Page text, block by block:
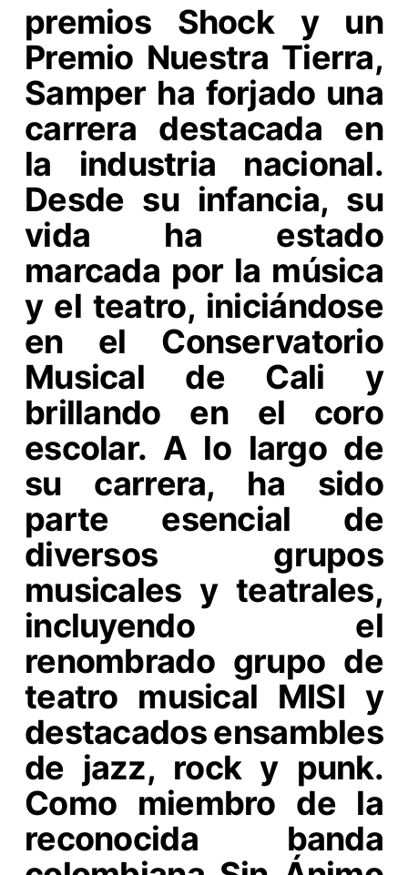
premios Shock y un
Premio Nuestra Tierra,
Samper ha forjado una
carrera destacada en
la industria nacional.
Desde su infancia, su
vida ha estado
marcada por la música
y el teatro, iniciándose
en el Conservatorio
Musical de Cali y
brillando en el coro
escolar. A lo largo de
su carrera, ha sido
parte esencial de
diversos grupos
musicales y teatrales,
incluyendo el
renombrado grupo de
teatro musical MISI y
destacados ensambles
de jazz, rock y punk.
Como miembro de la
reconocida banda